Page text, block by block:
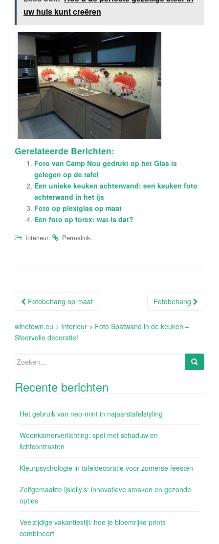
uw huis kunt creëren
Gerelateerde Berichten:
Foto van Camp Nou gedrukt op het Glas is
gelegen op de tafel
Een unieke keuken achterwand: een keuken foto
achterwand in het ijs
Foto op plexiglas op maat
Een foto op forex: wat is dat?
Interieur. Permalink.
Berichtnavigatie
Fotobehang op maat Fotobehang
winetown.eu > Interieur > Foto Spatwand in de keuken –
Sfeervolle decoratie!
Zoeken
Recente berichten
Het gebruik van neo-mint in najaarstafelstyling
Woonkamerverlichting: spel met schaduw en
lichtcontrasten
Kleurpsychologie in tafeldecoratie voor zomerse feesten
Zelfgemaakte ijslolly’s: innovatieve smaken en gezonde
opties
Veelzijdige vakantiestijl: hoe je bloemrijke prints
combineert